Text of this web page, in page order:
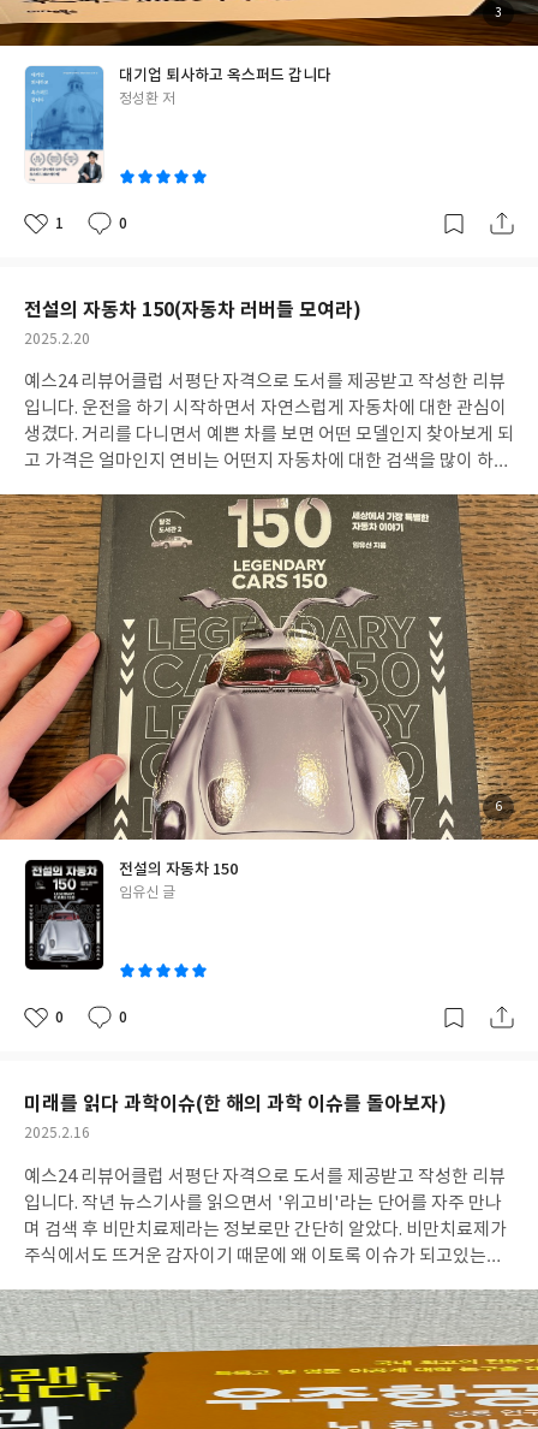
다. MBA과정을 준비하고 경험을 하기까지 꽤나 실질적이고 실용적
인 정보들이 많이 담겨있었다. 학교를 다니는 중에 필요한 옷들은 어
떤 것인지, 영국에서 자취하기 위해 적합한 집을 구하는 것이 얼마
나 어려운지 하는 사소하지만 모두 궁금해 할만한 알짜배기 정보들
도 많았다. 유학을 경험해보지는 않았지만 언젠가 유학을 가보고싶
다는 생각을 하는 입장에서 비용이나 생활에 있어서 어떤 준비를 하
면 좋을 지 실질적인 도움이 되었다. 더 나아가 가장 크게 느끼고 깨
고 살아고싶다는 것이다. 작가는 참 대단하고 멋있다고 생각했다. 3
지 알기 때문에 도전하는 작가와 같은 사람들을 늘 존경한다. 나도
비슷한 나이를 지나가면서 안정적인 직장을 꽉 쥔 채 놓지 못하고있
생김새가 다르고 각자 취향에 맞는 옷을 입고 다닌다. 음식을 고를
때도 저마다 좋아하는 확고한 취향이 있다. 누구에게나 사실 취향이
있다. 그렇지만 직업에 있어서는 사회적인 시선에 맞춰서 천편일률
적으로 살아가는 게 아닐까하는 씁쓸한 생각이 들었다. 사회적으로
있는 건 아닌지 스스로 돌아보게 된다. 마음의 소리에 더 귀기울여보
고 그 마음의 소리에 화답하며 살아가는 인생이길 바란다는 게 이 책
을 읽고나서 느낀점이다. 새로운 도전 앞에서 주저하는 사람에게 이
책을 추천해주고싶다.
첨
부
된
사
3
대기업 퇴사하고 옥스퍼드 갑니다
글
정성환 저
좋
1
댓
0
작
전설의 자동차 150(자동차 러버들 모여라)
작
일
2025.2.20
예스24 리뷰어클럽 서평단 자격으로 도서를 제공받고 작성한 리뷰
입니다. 운전을 하기 시작하면서 자연스럽게 자동차에 대한 관심이
생겼다. 거리를 다니면서 예쁜 차를 보면 어떤 모델인지 찾아보게 되
고 가격은 얼마인지 연비는 어떤지 자동차에 대한 검색을 많이 하게
만한 임팩있었던 자동차 150가지를 엄선해서 소개하는 책이라니
흥미로웠다. 목차를 보면 테마별로 자동차를 나열했다는 것을 알 수
있었다. 기록, 성능, 판매량, 장수모델 카테고리에 소개된 자동차에
대한 내용이 가장 궁금해서 먼저 읽었다. 인상깊었던 내용의 자동차
들에는 여러개가 있었는데 볼보 P1800이라는 모델은 주행거리가 5
23만km까지 되었다고 한다. 주변에서 몇 만 뛴 차냐고 물어봤을 때
100만km이상을 뛴 차를 들어본 적이 없어 몇십만 이상이 생소했는
데 523만km라고하니 굉장히 충격적이었다. 엔진이 좋고 차주가 관
리를 잘 하면서 타면 이렇게도 오래탈 수 있구나하면서도 대단한 명
차라는 생각이 들었다. 개인적으로 도요타의 프리우스는 굉장히 좋
은 차라고 생각하는데 이 책에서 만나니 반가웠다. 하이브리드 기술
은 도요타가 원조이기도하고 독보적이라고 들었다. 하이브리드 기
술은 지금 생각해봐도 정말 혁신인 것 같다. 개인적으로 프리우스는
디자인만 조금더 다듬으면 더 완벽하지 않을까 생각한다. 인상깊었
던 차량을 꼽다보니 모두 '기록' 카테고리에 속한 차들이다. 우리가
살 수 있는(?) 판매용으로 나온 차 중에서처음으로 시속 400km를
넘는 차는 부가티의 베이론이라는 자동차라고한다. KTX가 지나가
는 속도를 본 적이 있는가? KTX 최고 시속이 300km라는데 그보다
세상에 존재하는 기술력이 대단하다고 다시 한 번 느꼈다. 디자인이
겠다고 생각했다. 자동차를 좋아하는 사람들에게는 흥미로울 것 같
은 책이다.
첨
부
된
사
6
전설의 자동차 150
글
임유신 글
좋
0
댓
0
작
미래를 읽다 과학이슈(한 해의 과학 이슈를 돌아보자)
작
일
2025.2.16
예스24 리뷰어클럽 서평단 자격으로 도서를 제공받고 작성한 리뷰
입니다. 작년 뉴스기사를 읽으면서 '위고비'라는 단어를 자주 만나
며 검색 후 비만치료제라는 정보로만 간단히 알았다. 비만치료제가
주식에서도 뜨거운 감자이기 때문에 왜 이토록 이슈가 되고있는지
확 당겼다. 세계적인 트랜드는 경제 동향을 파악하는데도 도움이 되
기때문에 관심있게 보려고 노력한다. 그 중 과학 분야에 자세히 관심
있으면서도, 논술이나 면접 등을 준비하는 수험생들에게도 굉장히
도움될 것 같아 추천하고싶은 도서이다. 과학동아의 좀 더 라이트한
버전이랄까? 우주항공청 출범, 디지털 중독, 비만치료제, 자동차 급